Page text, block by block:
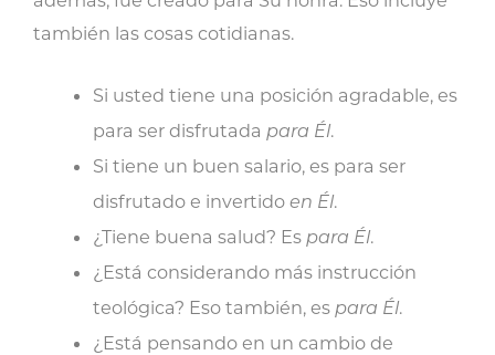
también las cosas cotidianas.
Si usted tiene una posición agradable, es
para ser disfrutada para Él.
Si tiene un buen salario, es para ser
disfrutado e invertido en Él.
¿Tiene buena salud? Es para Él.
¿Está considerando más instrucción
teológica? Eso también, es para Él.
¿Está pensando en un cambio de